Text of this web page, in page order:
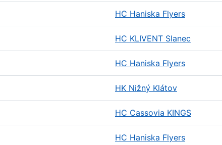
HC Haniska Flyers
HC KLIVENT Slanec
HC Haniska Flyers
HK Nižný Klátov
HC Cassovia KINGS
HC Haniska Flyers